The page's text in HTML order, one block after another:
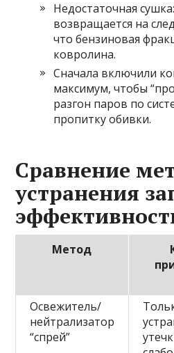
Недостаточная
возвращается на
что бензиновая
ковролина.
Сначала включили
максимум, чтобы
разгон паров по
пропитку обивки.
Сравнение
устранения
Метод
Освежитель/
нейтрализатор
“спрей”